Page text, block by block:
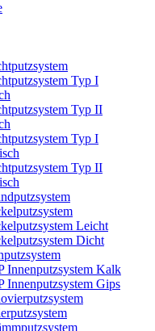
Typ I
Typ II
Typ I
Typ II
Leicht
Dicht
Innenputzsystem Kalk
Innenputzsystem Gips